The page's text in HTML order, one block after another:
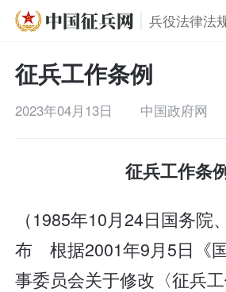
兵役法律法
征兵工作条例
2023年04月13日 中国政府网
征兵工作条
（1985年10月24日国务院
布 根据2001年9月5日《
事委员会关于修改〈征兵